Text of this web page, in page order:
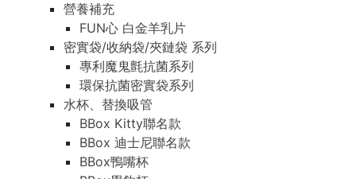
營養補充
FUN心 白金羊乳片
密實袋/收納袋/夾鏈袋 系列
專利魔鬼氈抗菌系列
環保抗菌密實袋系列
水杯、替換吸管
BBox Kitty聯名款
BBox 迪士尼聯名款
BBox鴨嘴杯